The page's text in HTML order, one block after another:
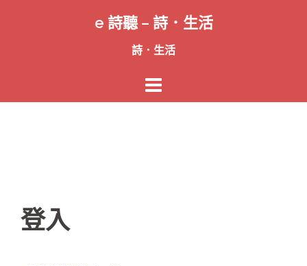
容
e 詩聽 – 詩．生活
詩．生活
登入